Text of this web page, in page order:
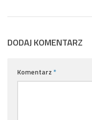
DODAJ KOMENTARZ
Komentarz *